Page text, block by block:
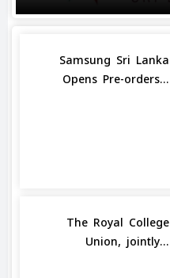
Samsung Sri Lanka
Opens Pre-orders...
The Royal College
Union, jointly...